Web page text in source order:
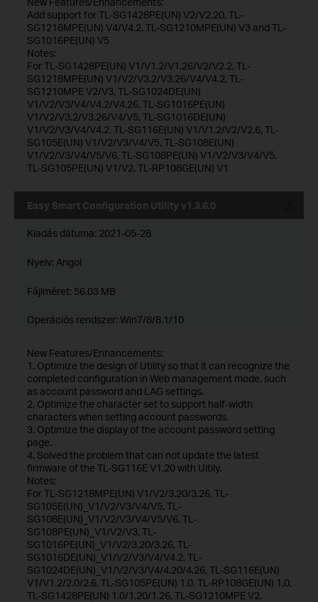
Add support for TL-SG1428PE(UN) V2/V2.20, TL-
SG1218MPE(UN) V4/V4.2, TL-SG1210MPE(UN) V3 and TL-
SG1016PE(UN) V5
Notes:
For TL-SG1428PE(UN) V1/V1.2/V1.26/V2/V2.2, TL-
SG1218MPE(UN) V1/V2/V3.2/V3.26/V4/V4.2, TL-
SG1210MPE V2/V3, TL-SG1024DE(UN)
V1/V2/V3/V4/V4.2/V4.26, TL-SG1016PE(UN)
V1/V2/V3.2/V3.26/V4/V5, TL-SG1016DE(UN)
V1/V2/V3/V4/V4.2, TL-SG116E(UN) V1/V1.2/V2/V2.6, TL-
SG105E(UN) V1/V2/V3/V4/V5, TL-SG108E(UN)
V1/V2/V3/V4/V5/V6, TL-SG108PE(UN) V1/V2/V3/V4/V5,
TL-SG105PE(UN) V1/V2, TL-RP108GE(UN) V1
Easy Smart Configuration Utility v1.3.6.0
Kiadás dátuma: 2021-05-28
Nyelv: Angol
Fájlméret: 56.03 MB
Operációs rendszer: Win7/8/8.1/10
New Features/Enhancements:
1. Optimize the design of Utility so that it can recognize the
completed configuration in Web management mode, such
as account password and LAG settings.
2. Optimize the character set to support half-width
characters when setting account passwords.
3. Optimize the display of the account password setting
page.
4. Solved the problem that can not update the latest
firmware of the TL-SG116E V1.20 with Uitily.
Notes:
For TL-SG1218MPE(UN) V1/V2/3.20/3.26, TL-
SG105E(UN)_V1/V2/V3/V4/V5, TL-
SG108E(UN)_V1/V2/V3/V4/V5/V6, TL-
SG108PE(UN)_V1/V2/V3, TL-
SG1016PE(UN)_V1/V2/3.20/3.26, TL-
SG1016DE(UN)_V1/V2/V3/V4/V4.2, TL-
SG1024DE(UN)_V1/V2/V3/V4/4.20/4.26, TL-SG116E(UN)
V1/V1.2/2.0/2.6, TL-SG105PE(UN) 1.0, TL-RP108GE(UN) 1.0,
TL-SG1428PE(UN) 1.0/1.20/1.26, TL-SG1210MPE V2.